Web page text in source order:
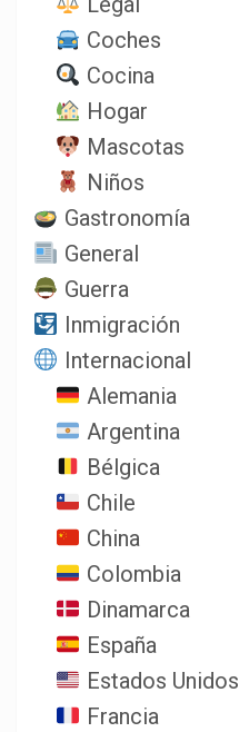
Coches
Cocina
Hogar
Mascotas
Niños
Gastronomía
General
Guerra
Inmigración
Internacional
Alemania
Argentina
Bélgica
Chile
China
Colombia
Dinamarca
España
Estados Unidos
Francia